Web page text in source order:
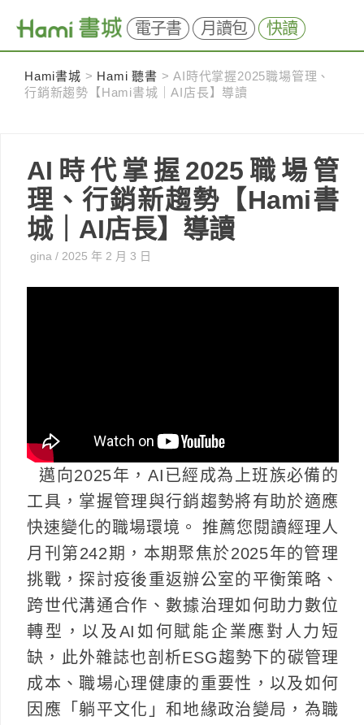
電子書 月讀包 快讀
content
Hami書城 > Hami 聽書 >AI時代掌握2025職場管理、
行銷新趨勢【Hami書城｜AI店長】導讀
AI時代掌握2025職場管
理、行銷新趨勢【Hami書
城｜AI店長】導讀
gina /2025 年 2 月 3 日
邁向2025年，AI已經成為上班族必備的
工具，掌握管理與行銷趨勢將有助於適應
快速變化的職場環境。 推薦您閱讀經理人
月刊第242期，本期聚焦於2025年的管理
挑戰，探討疫後重返辦公室的平衡策略、
跨世代溝通合作、數據治理如何助力數位
轉型，以及AI如何賦能企業應對人力短
缺，此外雜誌也剖析ESG趨勢下的碳管理
成本、職場心理健康的重要性，以及如何
因應「躺平文化」和地緣政治變局，為職